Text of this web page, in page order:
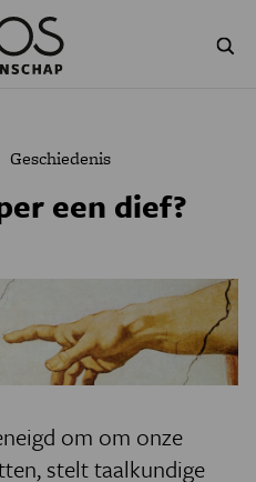
BLOGS
AGENDA
Geschiedenis
een dief?
om om onze
stelt taalkundige